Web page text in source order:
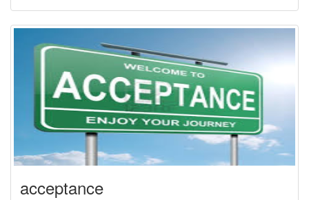
acceptance